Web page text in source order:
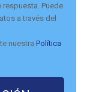
Puede
a través del
nuestra Política